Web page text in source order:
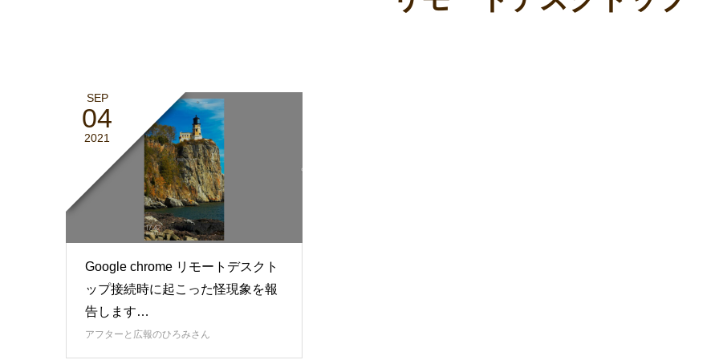
SEP
04
2021
Google chrome リモートデスクト
ップ接続時に起こった怪現象を報
告します…
アフターと広報のひろみさん